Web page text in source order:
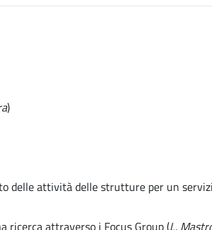
)
delle attività delle strutture per un
ricerca attraverso i Focus Group (L.